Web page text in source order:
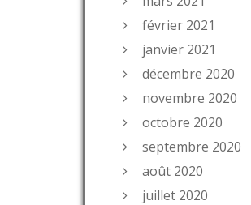
février 2021
janvier 2021
décembre 2020
novembre 2020
octobre 2020
septembre 2020
août 2020
juillet 2020